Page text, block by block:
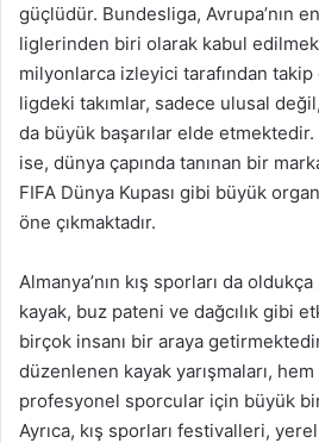
güçlüdür. Bundesliga, Avrupa’nın
liglerinden biri olarak kabul
milyonlarca izleyici tarafından
ligdeki takımlar, sadece ulusal
da büyük başarılar elde etmektedir.
ise, dünya çapında tanınan bir
FIFA Dünya Kupası gibi büyük
öne çıkmaktadır.
Almanya’nın kış sporları da
kayak, buz pateni ve dağcılık gibi
birçok insanı bir araya
düzenlenen kayak yarışmaları,
profesyonel sporcular için büyük
Ayrıca, kış sporları festivalleri,